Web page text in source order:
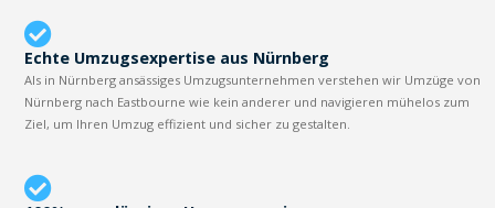
Echte Umzugsexpertise aus Nürnberg
Als in Nürnberg ansässiges Umzugsunternehmen verstehen wir Umzüge von
Nürnberg nach Eastbourne wie kein anderer und navigieren mühelos zum
Ziel, um Ihren Umzug effizient und sicher zu gestalten.